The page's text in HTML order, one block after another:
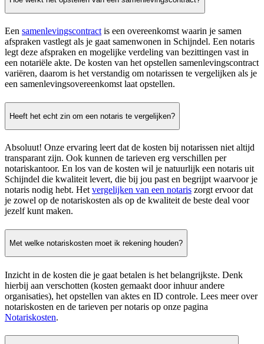
Een samenlevingscontract is een overeenkomst waarin je samen
afspraken vastlegt als je gaat samenwonen in Schijndel. Een notaris
legt deze afspraken en mogelijke verdeling van bezittingen vast in
een notariële akte. De kosten van het opstellen samenlevingscontract
variëren, daarom is het verstandig om notarissen te vergelijken als je
een samenlevingsovereenkomst laat opstellen.
Heeft het echt zin om een notaris te vergelijken?
Absoluut! Onze ervaring leert dat de kosten bij notarissen niet altijd
transparant zijn. Ook kunnen de tarieven erg verschillen per
notariskantoor. En los van de kosten wil je natuurlijk een notaris uit
Schijndel die kwaliteit levert, die bij jou past en begrijpt waarvoor je
notaris nodig hebt. Hetvergelijken van een notaris zorgt ervoor dat
je zowel op de notariskosten als op de kwaliteit de beste deal voor
jezelf kunt maken.
Met welke notariskosten moet ik rekening houden?
Inzicht in de kosten die je gaat betalen is het belangrijkste. Denk
hierbij aan verschotten (kosten gemaakt door inhuur andere
organisaties), het opstellen van aktes en ID controle. Lees meer over
notariskosten en de tarieven per notaris op onze pagina
Notariskosten.